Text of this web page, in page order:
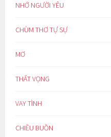
NHỚ NGƯỜI YÊU
CHÙM THƠ TỰ SỰ
MƠ
THẤT VỌNG
VAY TÌNH
CHIỀU BUỒN